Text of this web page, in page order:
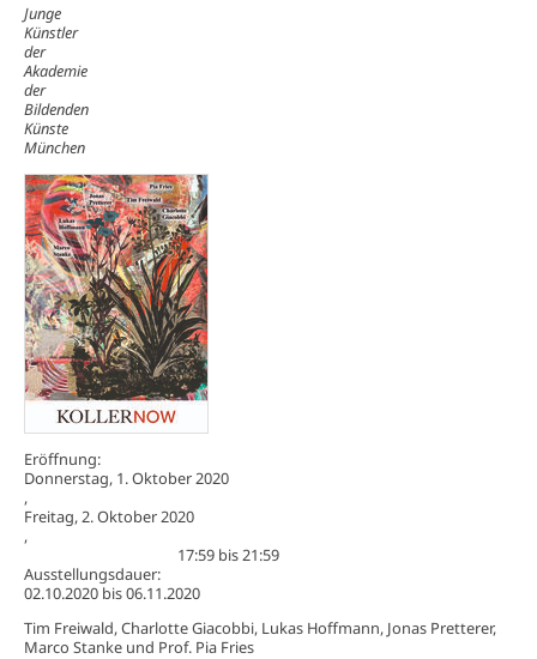
Junge
Künstler
der
Akademie
der
Bildenden
Künste
München
Eröffnung:
Donnerstag, 1. Oktober 2020
,
Freitag, 2. Oktober 2020
,
17:59 bis21:59
Ausstellungsdauer:
02.10.2020 bis06.11.2020
Tim Freiwald, Charlotte Giacobbi, Lukas Hoffmann, Jonas Pretterer,
Marco Stanke und Prof. Pia Fries